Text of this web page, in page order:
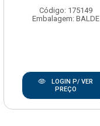
Código: 175149
Embalagem: BALDE
LOGIN P/ VER
PREÇO